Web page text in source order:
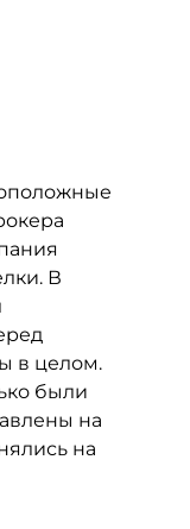
В
в целом.
были
на
на